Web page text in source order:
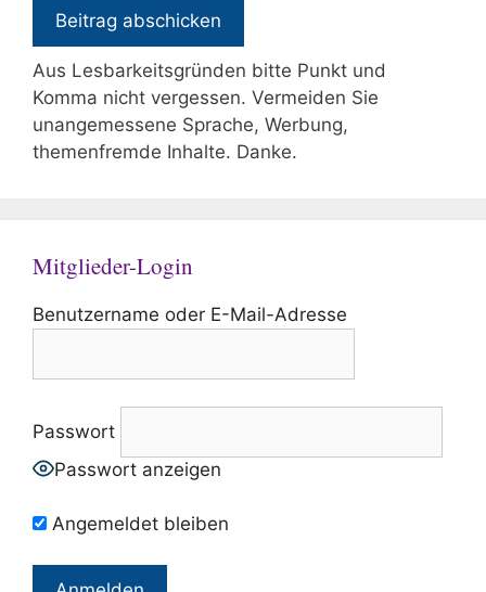
Aus Lesbarkeitsgründen bitte Punkt und
Komma nicht vergessen. Vermeiden Sie
unangemessene Sprache, Werbung,
themenfremde Inhalte. Danke.
Mitglieder-Login
Benutzername oder E-Mail-Adresse
Passwort
Passwort anzeigen
Angemeldet bleiben